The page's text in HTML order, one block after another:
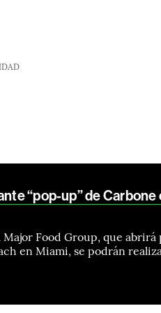
“pop-up” de
Major Food Group, que
en Miami, se podrán